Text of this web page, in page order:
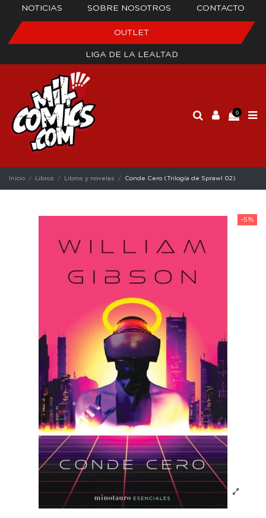
NOTICIAS SOBRE NOSOTROS CONTACTO
OUTLET
LIGA DE LA LEALTAD
0
Inicio Libros Libros y novelas Conde Cero (Trilogía de Sprawl 02)
-5%